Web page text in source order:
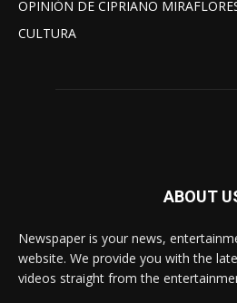
OPINIÓN DE CIPRIANO
CULTURA
ABOUT
Newspaper is your news,
website. We provide you with the
videos straight from the